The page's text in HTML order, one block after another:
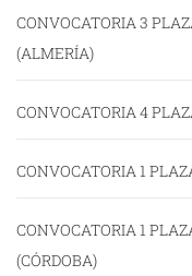
CONVOCATORIA 3
(ALMERÍA)
CONVOCATORIA 4
CONVOCATORIA 1
CONVOCATORIA 1
(CÓRDOBA)